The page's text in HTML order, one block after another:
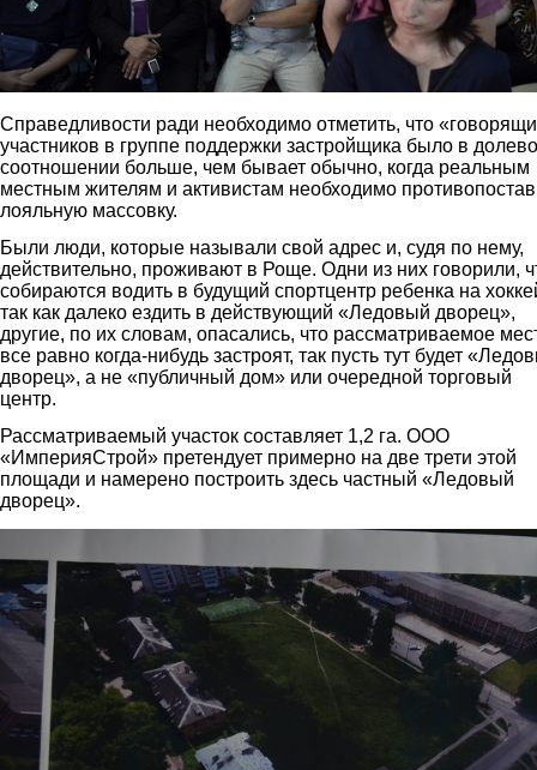
Справедливости ради необходимо отметить, что
участников в группе поддержки застройщика было в
соотношении больше, чем бывает обычно, когда реальным
местным жителям и активистам необходимо
лояльную массовку.
Были люди, которые называли свой адрес и, судя по нему,
действительно, проживают в Роще. Одни из них говорили,
собираются водить в будущий спортцентр ребенка на
так как далеко ездить в действующий «Ледовый дворец»,
другие, по их словам, опасались, что рассматриваемое
все равно когда-нибудь застроят, так пусть тут будет
дворец», а не «публичный дом» или очередной торговый
центр.
Рассматриваемый участок составляет 1,2 га. ООО
«ИмперияСтрой» претендует примерно на две трети этой
площади и намерено построить здесь частный «Ледовый
дворец».